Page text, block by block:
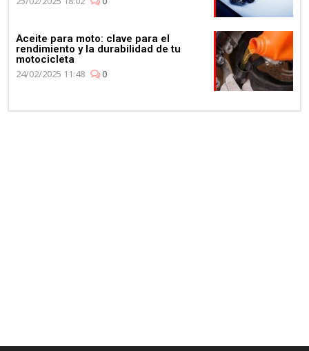
Aceite para moto: clave para el
rendimiento y la durabilidad de tu
motocicleta
24/02/2025 11:48
0